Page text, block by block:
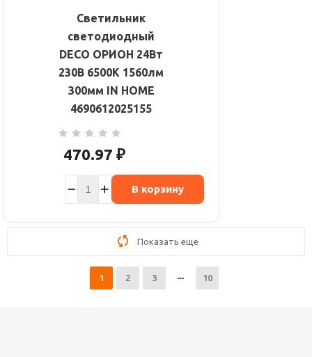
Светильник
светодиодный
DECO ОРИОН 24Вт
230В 6500К 1560лм
300мм IN HOME
4690612025155
470.97 ₽
В корзину
Показать еще
1 2 3 10